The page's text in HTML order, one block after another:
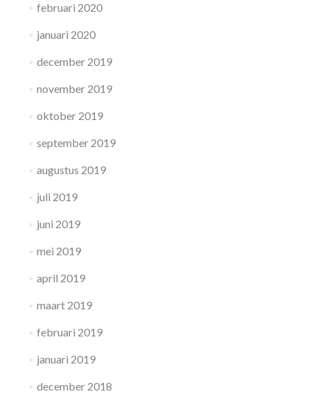
februari 2020
januari 2020
december 2019
november 2019
oktober 2019
september 2019
augustus 2019
juli 2019
juni 2019
mei 2019
april 2019
maart 2019
februari 2019
januari 2019
december 2018